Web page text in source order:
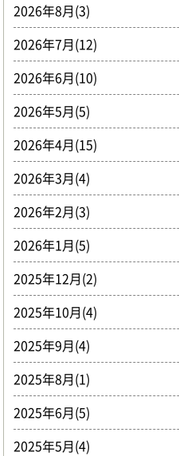
2026年8月(3)
2026年7月(12)
2026年6月(10)
2026年5月(5)
2026年4月(15)
2026年3月(4)
2026年2月(3)
2026年1月(5)
2025年12月(2)
2025年10月(4)
2025年9月(4)
2025年8月(1)
2025年6月(5)
2025年5月(4)